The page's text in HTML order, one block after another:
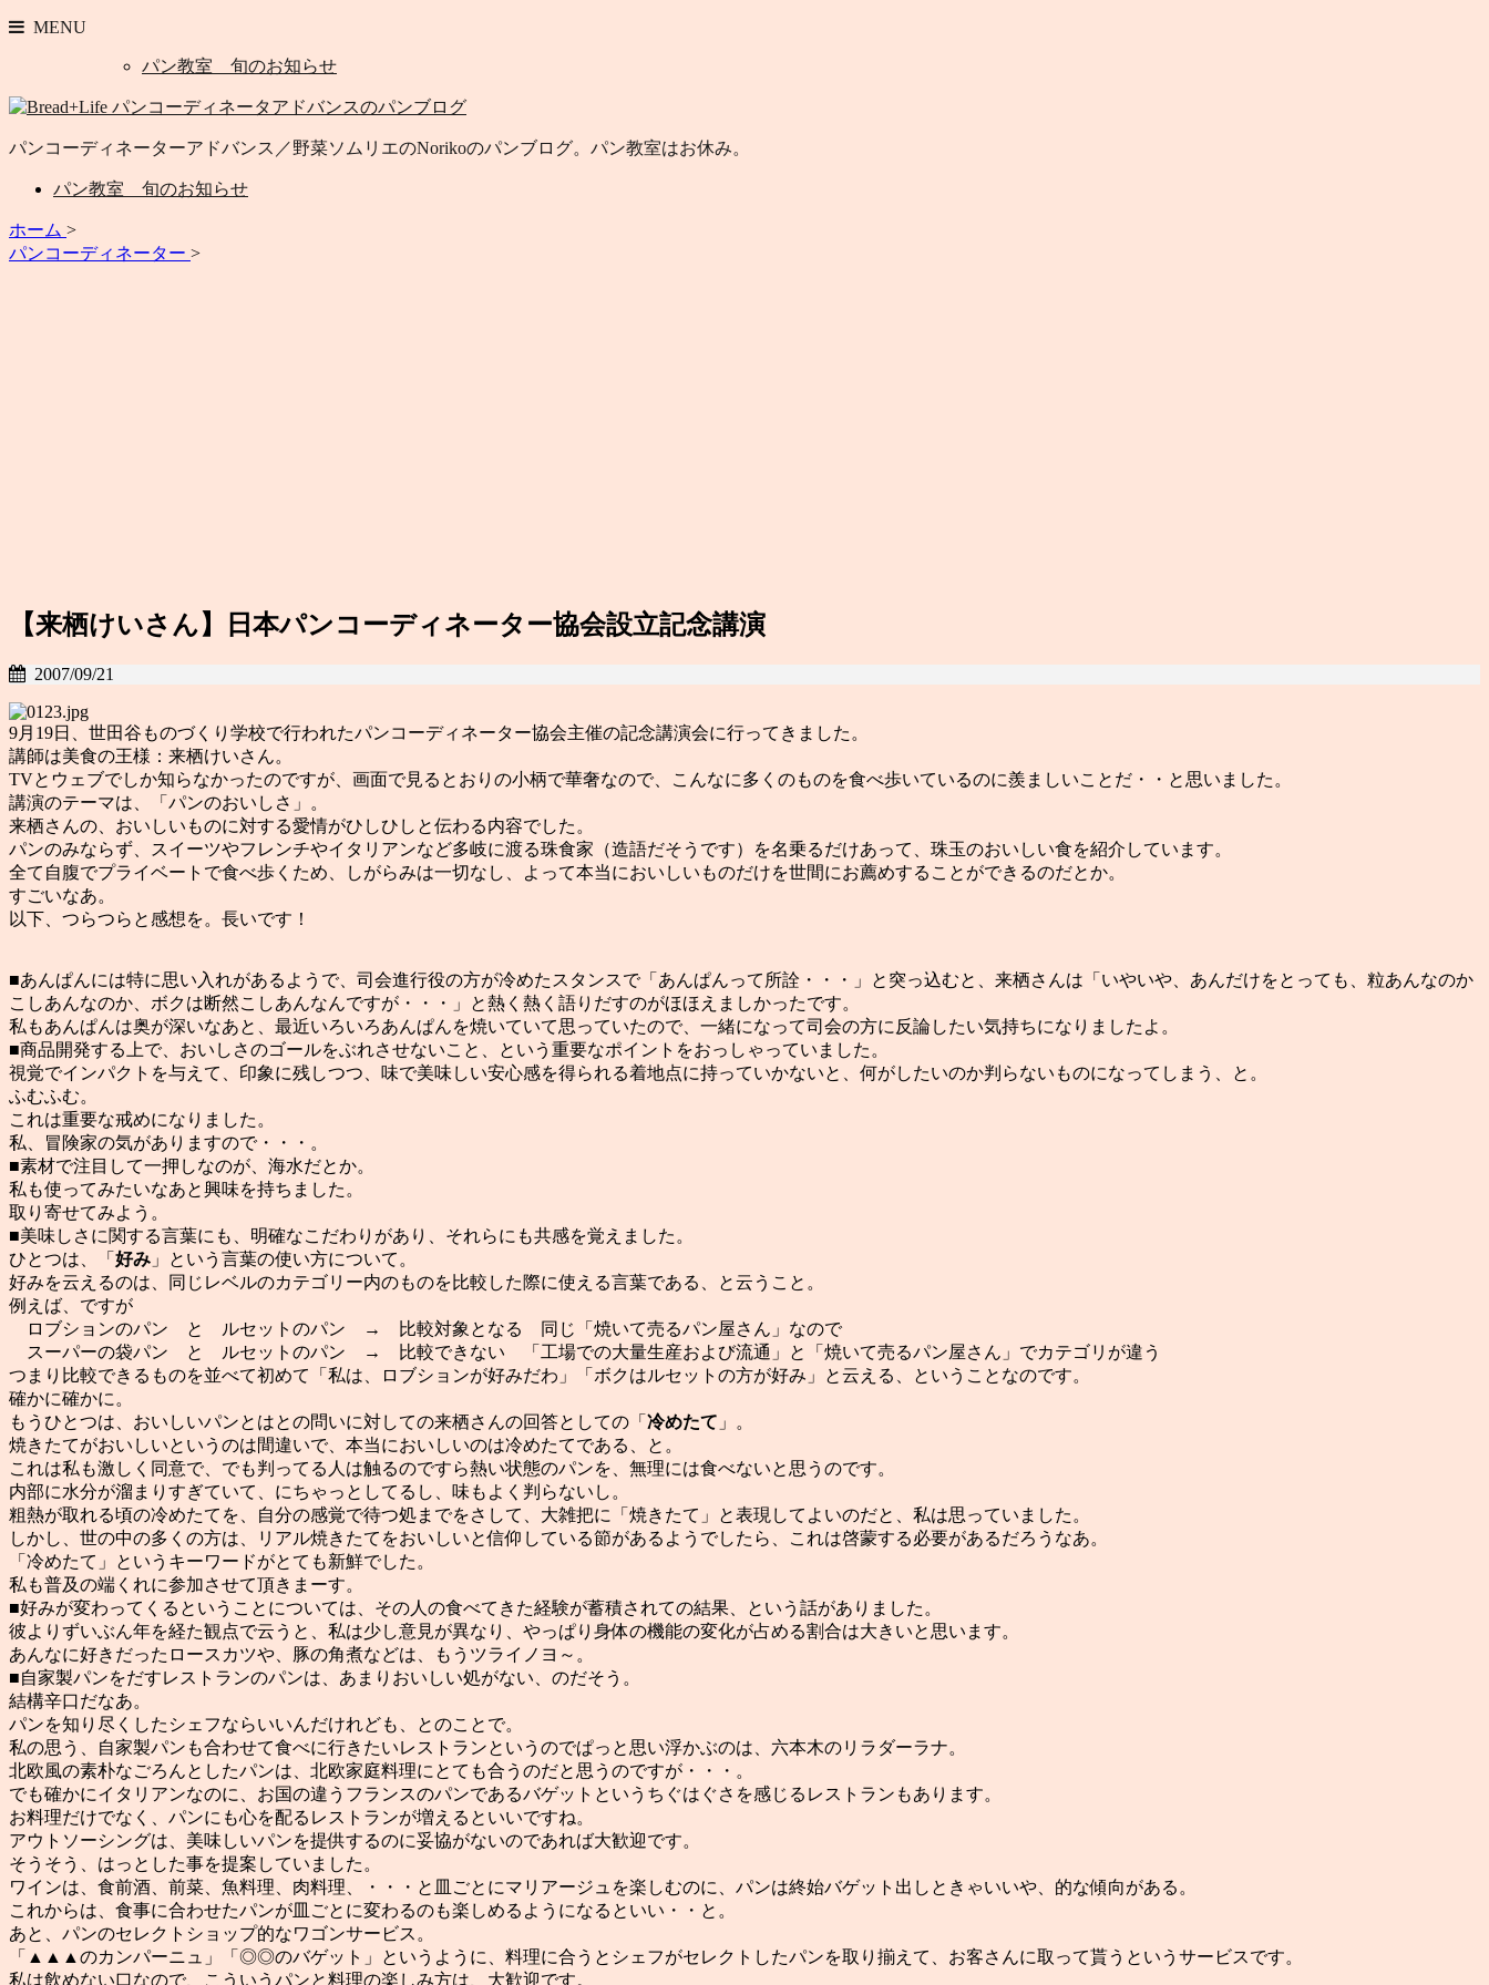
MENU
パン教室 旬のお知らせ
パンコーディネーターアドバンス／野菜ソムリエのNorikoのパンブログ。パン教室はお休み。
パン教室 旬のお知らせ
ホーム >
パンコーディネーター >
【来栖けいさん】日本パンコーディネーター協会設立記念講演
2007/09/21
9月19日、世田谷ものづくり学校で行われたパンコーディネーター協会主催の記念講演会に行ってきました。
講師は美食の王様：来栖けいさん。
TVとウェブでしか知らなかったのですが、画面で見るとおりの小柄で華奢なので、こんなに多くのものを食べ歩いているのに羨ましいことだ・・と思いました。
講演のテーマは、「パンのおいしさ」。
来栖さんの、おいしいものに対する愛情がひしひしと伝わる内容でした。
パンのみならず、スイーツやフレンチやイタリアンなど多岐に渡る珠食家（造語だそうです）を名乗るだけあって、珠玉のおいしい食を紹介しています。
全て自腹でプライベートで食べ歩くため、しがらみは一切なし、よって本当においしいものだけを世間にお薦めすることができるのだとか。
すごいなあ。
以下、つらつらと感想を。長いです！
■あんぱんには特に思い入れがあるようで、司会進行役の方が冷めたスタンスで「あんぱんって所詮・・・」と突っ込むと、来栖さんは「いやいや、あんだけをとっても、粒あんなのか
こしあんなのか、ボクは断然こしあんなんですが・・・」と熱く熱く語りだすのがほほえましかったです。
私もあんぱんは奥が深いなあと、最近いろいろあんぱんを焼いていて思っていたので、一緒になって司会の方に反論したい気持ちになりましたよ。
■商品開発する上で、おいしさのゴールをぶれさせないこと、という重要なポイントをおっしゃっていました。
視覚でインパクトを与えて、印象に残しつつ、味で美味しい安心感を得られる着地点に持っていかないと、何がしたいのか判らないものになってしまう、と。
ふむふむ。
これは重要な戒めになりました。
私、冒険家の気がありますので・・・。
■素材で注目して一押しなのが、海水だとか。
私も使ってみたいなあと興味を持ちました。
取り寄せてみよう。
■美味しさに関する言葉にも、明確なこだわりがあり、それらにも共感を覚えました。
ひとつは、「 好み 」という言葉の使い方について。
好みを云えるのは、同じレベルのカテゴリー内のものを比較した際に使える言葉である、と云うこと。
例えば、ですが
ロブションのパン と ルセットのパン → 比較対象となる 同じ「焼いて売るパン屋さん」なので
スーパーの袋パン と ルセットのパン → 比較できない 「工場での大量生産および流通」と「焼いて売るパン屋さん」でカテゴリが違う
つまり比較できるものを並べて初めて「私は、ロブションが好みだわ」「ボクはルセットの方が好み」と云える、ということなのです。
確かに確かに。
もうひとつは、おいしいパンとはとの問いに対しての来栖さんの回答としての「 冷めたて 」。
焼きたてがおいしいというのは間違いで、本当においしいのは冷めたてである、と。
これは私も激しく同意で、でも判ってる人は触るのですら熱い状態のパンを、無理には食べないと思うのです。
内部に水分が溜まりすぎていて、にちゃっとしてるし、味もよく判らないし。
粗熱が取れる頃の冷めたてを、自分の感覚で待つ処までをさして、大雑把に「焼きたて」と表現してよいのだと、私は思っていました。
しかし、世の中の多くの方は、リアル焼きたてをおいしいと信仰している節があるようでしたら、これは啓蒙する必要があるだろうなあ。
「冷めたて」というキーワードがとても新鮮でした。
私も普及の端くれに参加させて頂きまーす。
■好みが変わってくるということについては、その人の食べてきた経験が蓄積されての結果、という話がありました。
彼よりずいぶん年を経た観点で云うと、私は少し意見が異なり、やっぱり身体の機能の変化が占める割合は大きいと思います。
あんなに好きだったロースカツや、豚の角煮などは、もうツライノヨ～。
■自家製パンをだすレストランのパンは、あまりおいしい処がない、のだそう。
結構辛口だなあ。
パンを知り尽くしたシェフならいいんだけれども、とのことで。
私の思う、自家製パンも合わせて食べに行きたいレストランというのでぱっと思い浮かぶのは、六本木のリラダーラナ。
北欧風の素朴なごろんとしたパンは、北欧家庭料理にとても合うのだと思うのですが・・・。
でも確かにイタリアンなのに、お国の違うフランスのパンであるバゲットというちぐはぐさを感じるレストランもあります。
お料理だけでなく、パンにも心を配るレストランが増えるといいですね。
アウトソーシングは、美味しいパンを提供するのに妥協がないのであれば大歓迎です。
そうそう、はっとした事を提案していました。
ワインは、食前酒、前菜、魚料理、肉料理、・・・と皿ごとにマリアージュを楽しむのに、パンは終始バゲット出しときゃいいや、的な傾向がある。
これからは、食事に合わせたパンが皿ごとに変わるのも楽しめるようになるといい・・と。
あと、パンのセレクトショップ的なワゴンサービス。
「▲▲▲のカンパーニュ」「◎◎のバゲット」というように、料理に合うとシェフがセレクトしたパンを取り揃えて、お客さんに取って貰うというサービスです。
私は飲めない口なので、こういうパンと料理の楽しみ方は、大歓迎です。